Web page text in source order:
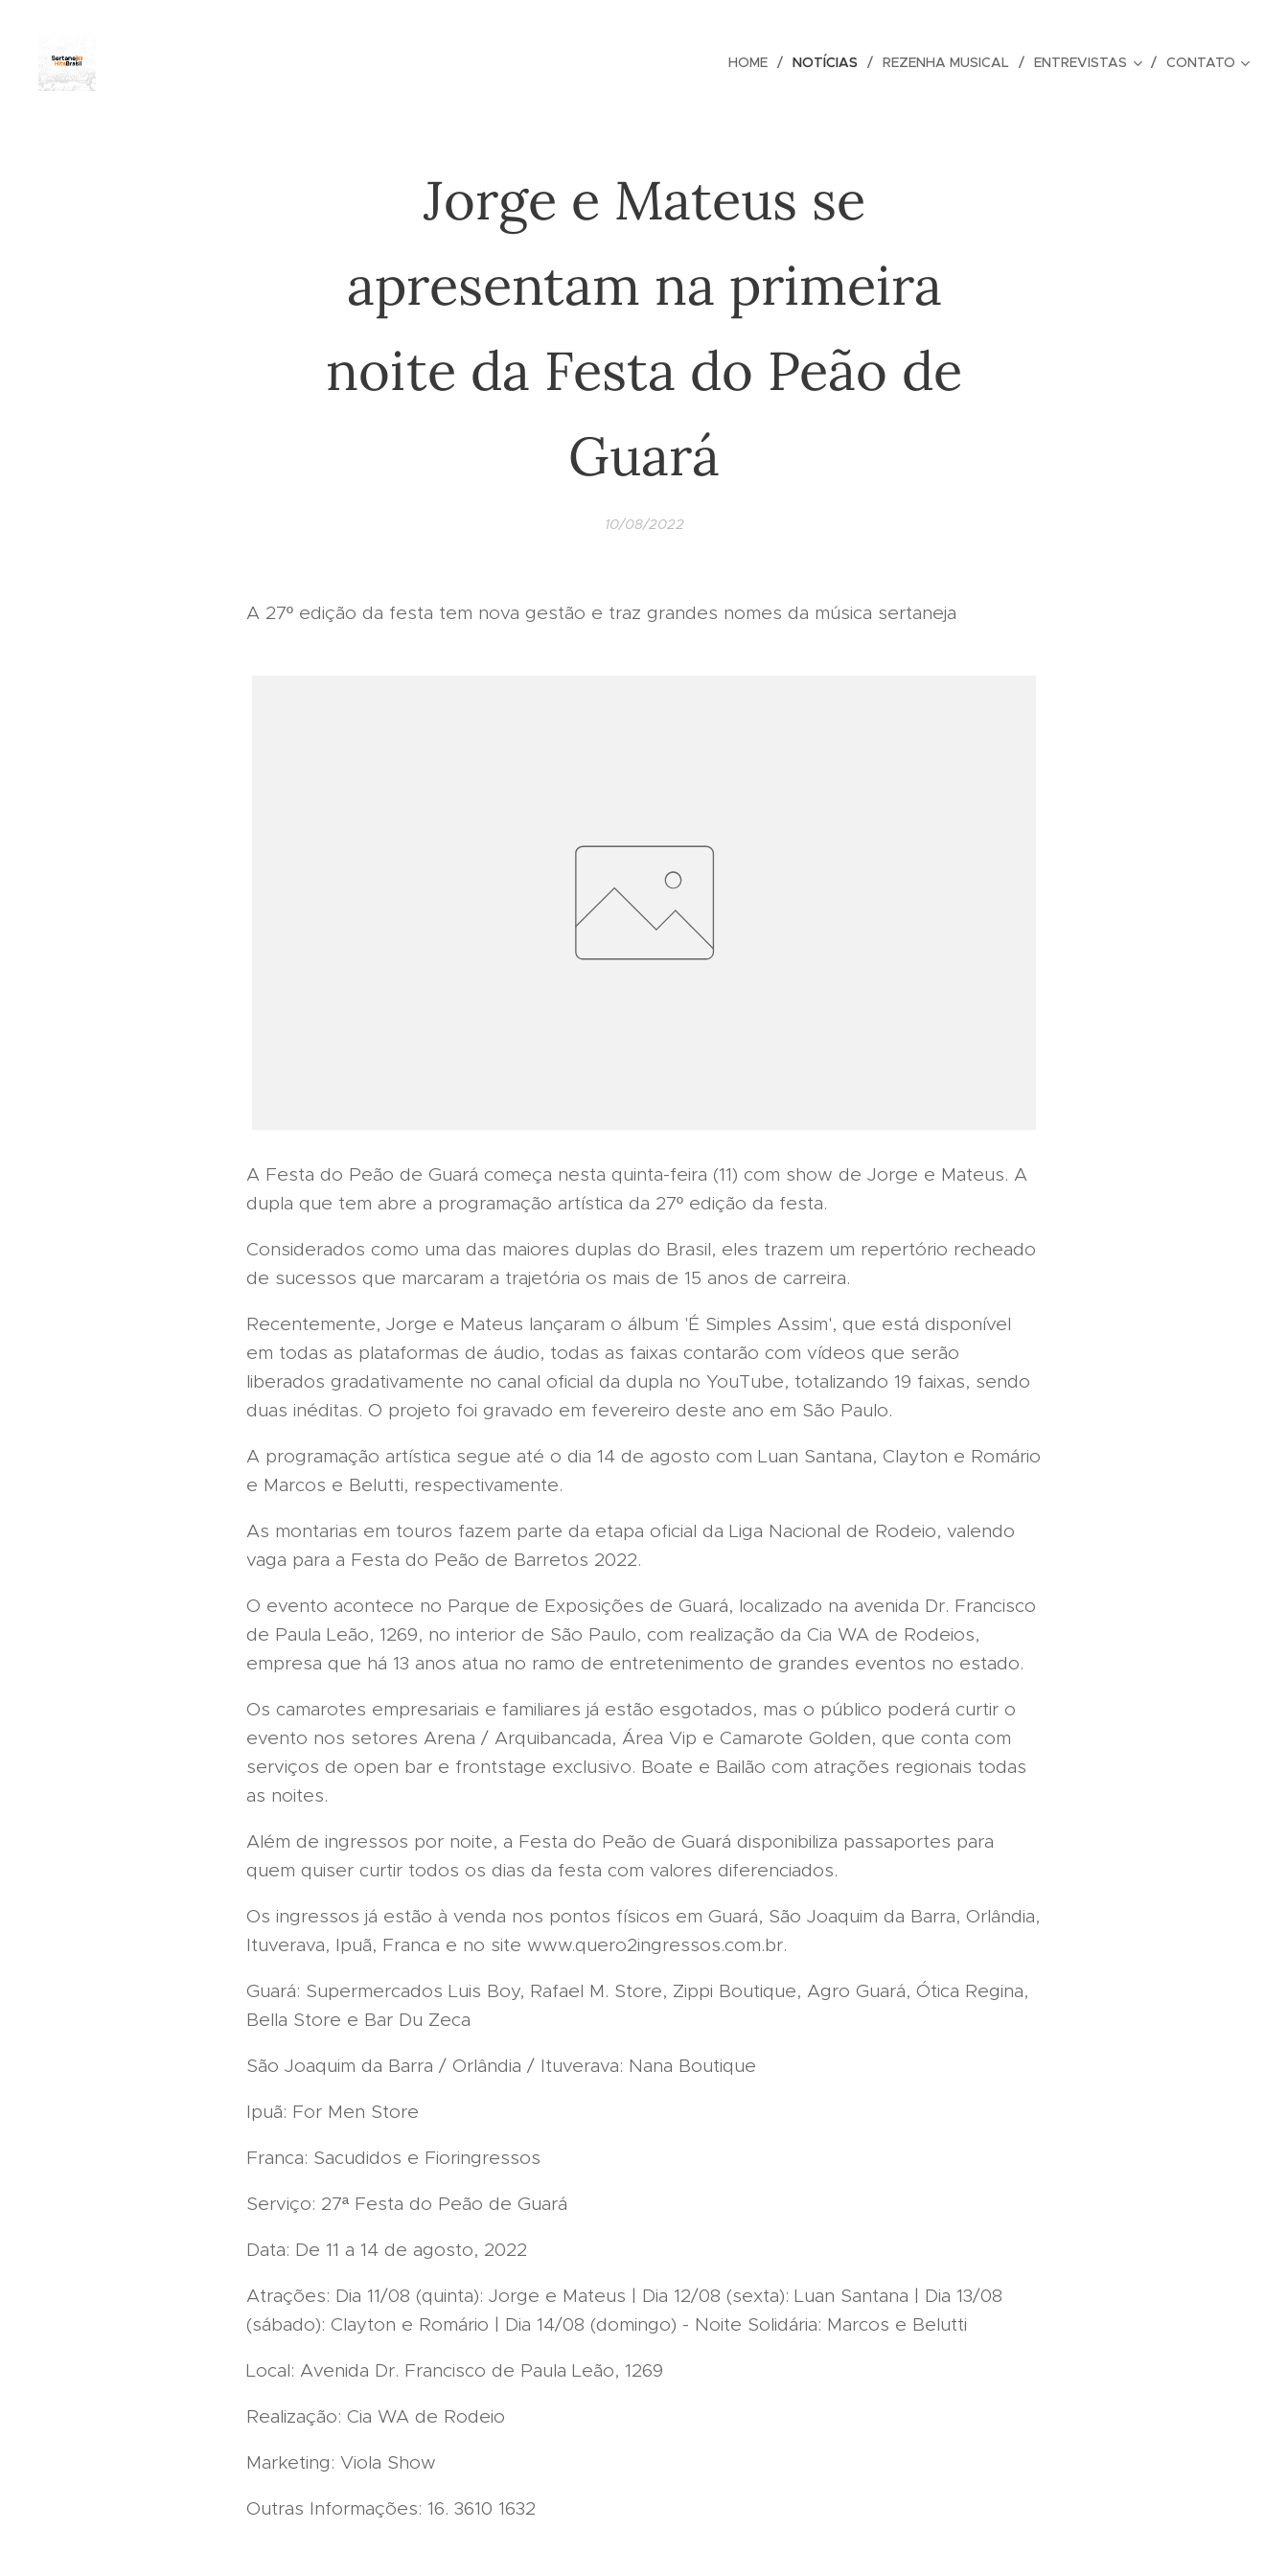
HOME NOTÍCIAS REZENHA MUSICAL ENTREVISTAS CONTATO
Jorge e Mateus se
apresentam na primeira
noite da Festa do Peão de
Guará
10/08/2022
A 27º edição da festa tem nova gestão e traz grandes nomes da música sertaneja
A Festa do Peão de Guará começa nesta quinta-feira (11) com show de Jorge e Mateus. A
dupla que tem abre a programação artística da 27º edição da festa.
Considerados como uma das maiores duplas do Brasil, eles trazem um repertório recheado
de sucessos que marcaram a trajetória os mais de 15 anos de carreira.
Recentemente, Jorge e Mateus lançaram o álbum 'É Simples Assim', que está disponível
em todas as plataformas de áudio, todas as faixas contarão com vídeos que serão
liberados gradativamente no canal oficial da dupla no YouTube, totalizando 19 faixas, sendo
duas inéditas. O projeto foi gravado em fevereiro deste ano em São Paulo.
A programação artística segue até o dia 14 de agosto com Luan Santana, Clayton e Romário
e Marcos e Belutti, respectivamente.
As montarias em touros fazem parte da etapa oficial da Liga Nacional de Rodeio, valendo
vaga para a Festa do Peão de Barretos 2022.
O evento acontece no Parque de Exposições de Guará, localizado na avenida Dr. Francisco
de Paula Leão, 1269, no interior de São Paulo, com realização da Cia WA de Rodeios,
empresa que há 13 anos atua no ramo de entretenimento de grandes eventos no estado.
Os camarotes empresariais e familiares já estão esgotados, mas o público poderá curtir o
evento nos setores Arena / Arquibancada, Área Vip e Camarote Golden, que conta com
serviços de open bar e frontstage exclusivo. Boate e Bailão com atrações regionais todas
as noites.
Além de ingressos por noite, a Festa do Peão de Guará disponibiliza passaportes para
quem quiser curtir todos os dias da festa com valores diferenciados.
Os ingressos já estão à venda nos pontos físicos em Guará, São Joaquim da Barra, Orlândia,
Ituverava, Ipuã, Franca e no site www.quero2ingressos.com.br.
Guará: Supermercados Luis Boy, Rafael M. Store, Zippi Boutique, Agro Guará, Ótica Regina,
Bella Store e Bar Du Zeca
São Joaquim da Barra / Orlândia / Ituverava: Nana Boutique
Ipuã: For Men Store
Franca: Sacudidos e Fioringressos
Serviço: 27ª Festa do Peão de Guará
Data: De 11 a 14 de agosto, 2022
Atrações: Dia 11/08 (quinta): Jorge e Mateus | Dia 12/08 (sexta): Luan Santana | Dia 13/08
(sábado): Clayton e Romário | Dia 14/08 (domingo) - Noite Solidária: Marcos e Belutti
Local: Avenida Dr. Francisco de Paula Leão, 1269
Realização: Cia WA de Rodeio
Marketing: Viola Show
Outras Informações: 16. 3610 1632